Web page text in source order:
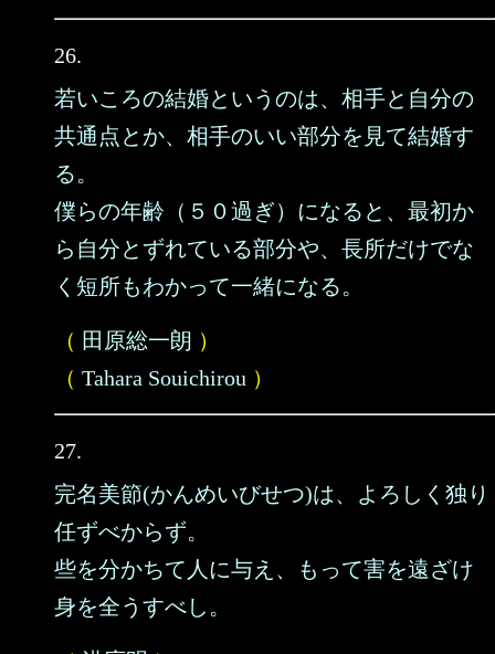
26.
若いころの結婚というのは、相手と自分の
共通点とか、相手のいい部分を見て結婚す
る。
僕らの年齢（５０過ぎ）になると、最初か
ら自分とずれている部分や、長所だけでな
く短所もわかって一緒になる。
（ 田原総一朗 ）
（ Tahara Souichirou ）
27.
完名美節(かんめいびせつ)は、よろしく独り
任ずべからず。
些を分かちて人に与え、もって害を遠ざけ
身を全うすべし。